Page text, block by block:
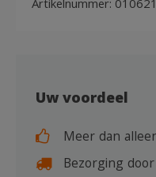
Artikelnummer:
Uw voordeel
Meer dan
Bezorging